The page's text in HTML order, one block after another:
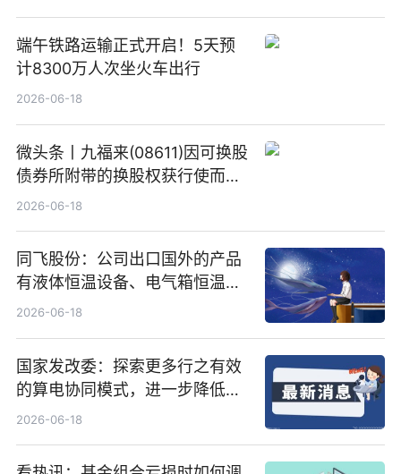
端午铁路运输正式开启！5天预
计8300万人次坐火车出行
2026-06-18
微头条丨九福来(08611)因可换股
债券所附带的换股权获行使而发
行5200万股
2026-06-18
同飞股份：公司出口国外的产品
有液体恒温设备、电气箱恒温装
置、纯水冷却单元和特种换热器
2026-06-18
国家发改委：探索更多行之有效
的算电协同模式，进一步降低网
络传输时延_最资讯
2026-06-18